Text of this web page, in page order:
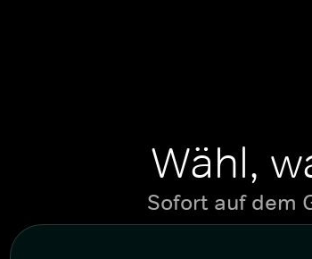
Wähl,
Sofort auf dem